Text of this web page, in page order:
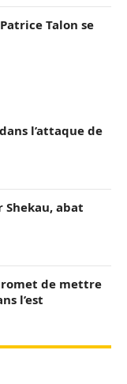
Talon se
l’attaque de
Shekau, abat
de mettre
l’est